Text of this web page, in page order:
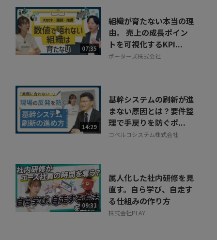
07:35
組織が育たない本当の理
由。 売上の成長ポイン
トを可視化するKPI...
ポーターズ株式会社
14:29
基幹システムの刷新が進
まない原因とは？要件整
理で手戻りを防ぐポ...
コベルコシステム株式会社
09:31
属人化した社内研修を見
直す。自ら学び、自走す
る仕組みの作り方
株式会社PLAY